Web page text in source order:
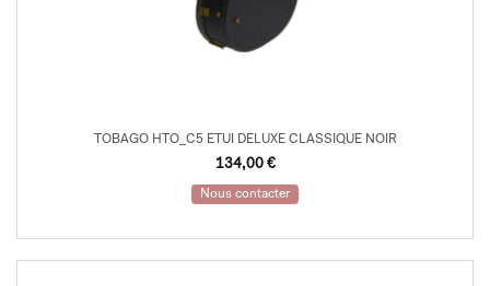
TOBAGO HTO_C5 ETUI DELUXE CLASSIQUE NOIR
134,00 €
Nous contacter